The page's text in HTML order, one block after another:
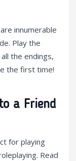
innumerable
Play the
the endings,
the first time!
a Friend
for playing
Read